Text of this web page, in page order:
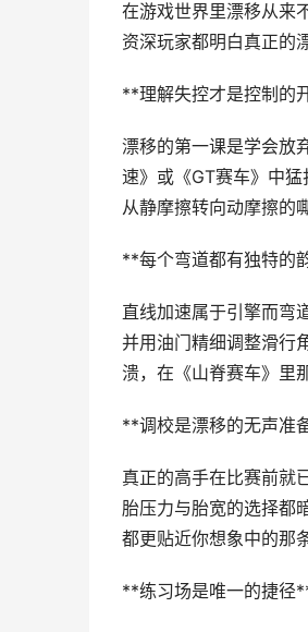
在游戏世界里漂移从来
资深玩家都明白真正的
**理解失控才是控制的
漂移的第一课是学会放
速》或《GT赛车》中
从静摩擦转向动摩擦的
**每个弯道都有独特的
直线加速属于引擎而弯
并用油门精细调整滑行
溃，在《山脊赛车》里
**调校是漂移的无声准
真正的高手在比赛前就
胎压力与胎宽的选择都
都更贴近你想象中的那
**练习场是唯一的捷径